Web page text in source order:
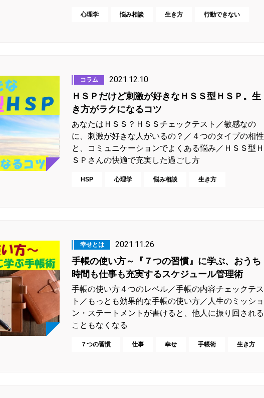
心理学 悩み相談 生き方 行動できない
コラム 2021.12.10
ＨＳＰだけど刺激が好きなＨＳＳ型ＨＳＰ。生
き方がラクになるコツ
あなたはＨＳＳ？ＨＳＳチェックテスト／敏感なの
に、刺激が好きな人がいるの？／４つのタイプの相性
と、コミュニケーションでよくある悩み／ＨＳＳ型Ｈ
ＳＰさんの快適で充実した過ごし方
HSP 心理学 悩み相談 生き方
幸せとは 2021.11.26
手帳の使い方～『７つの習慣』に学ぶ、おうち
時間も仕事も充実するスケジュール管理術
手帳の使い方４つのレベル／手帳の内容チェックテス
ト／もっとも効果的な手帳の使い方／人生のミッショ
ン・ステートメントが書けると、他人に振り回される
こともなくなる
７つの習慣 仕事 幸せ 手帳術 生き方